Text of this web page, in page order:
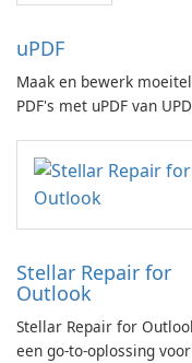
uPDF
Maak en bewerk
PDF's met uPDF van
Stellar Repair for
Outlook
Stellar Repair for
een go-to-oplossing